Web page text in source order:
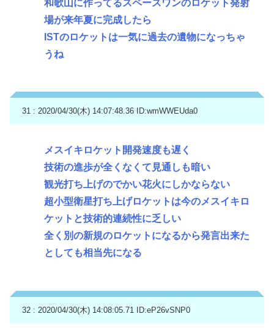
和歌山に作ってるスペースワンのロケット発射
場が来年夏に完成したら
ISTのロケットは一気に過去の遺物になっちゃ
うね
31 : 2020/04/30(木) 14:07:48.36 ID:wmWWEUda0
メスイキロケット開発速度も遅く
技術の進歩が全くなくて見通しも暗い
観光打ち上げのでかい花火にしかならない
超小型衛星打ち上げロケットは今のメスイキロ
ケットと技術的連続性に乏しい
全く別の新規のロケットになるから発言出来た
としても相当先になる
32 : 2020/04/30(木) 14:08:05.71 ID:eP26vSNP0